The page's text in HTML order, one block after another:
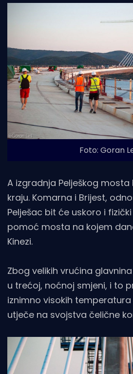
Foto: Goran
A izgradnja Pelješkog mosta
kraju. Komarna i Brijest,
Pelješac bit će uskoro i
pomoć mosta na kojem
Kinezi.
Zbog velikih vrućina
u trećoj, noćnoj smjeni, i to
iznimno visokih
utječe na svojstva čelične